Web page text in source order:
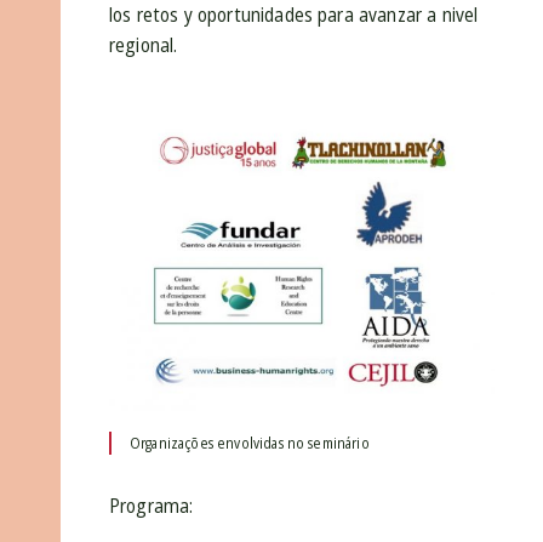
los retos y oportunidades para avanzar a nivel
regional.
Organizações envolvidas no seminário
Programa: